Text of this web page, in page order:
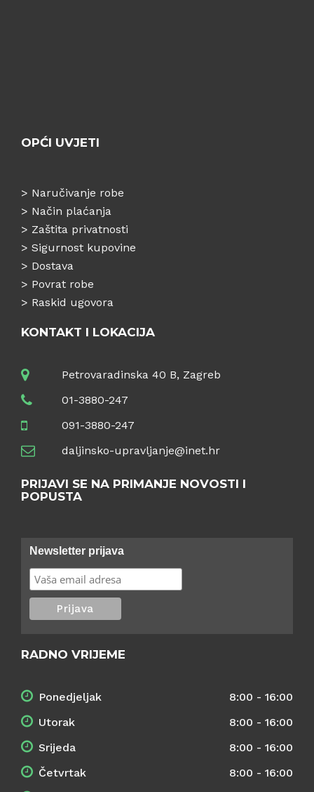
OPĆI UVJETI
> Naručivanje robe
> Način plaćanja
> Zaštita privatnosti
> Sigurnost kupovine
> Dostava
> Povrat robe
> Raskid ugovora
KONTAKT I LOKACIJA
Petrovaradinska 40 B, Zagreb
01-3880-247
091-3880-247
daljinsko-upravljanje@inet.hr
PRIJAVI SE NA PRIMANJE NOVOSTI I
POPUSTA
Newsletter prijava
RADNO VRIJEME
Ponedjeljak
8:00 - 16:00
Utorak
8:00 - 16:00
Srijeda
8:00 - 16:00
Četvrtak
8:00 - 16:00